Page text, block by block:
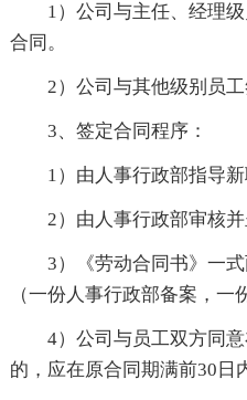
1）公司与主任、经理
合同。
2）公司与其他级别员
3、签定合同程序：
1）由人事行政部指导
2）由人事行政部审核
3）《劳动合同书》一
（一份人事行政部备案，一
4）公司与员工双方同
的，应在原合同期满前30日